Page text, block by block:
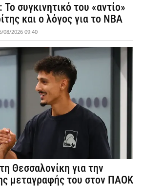
συγκινητικό του «αντίο»
και ο λόγος για το NBA
08/2026 09:40
Θεσσαλονίκη για την
μεταγραφής του στον ΠΑΟΚ